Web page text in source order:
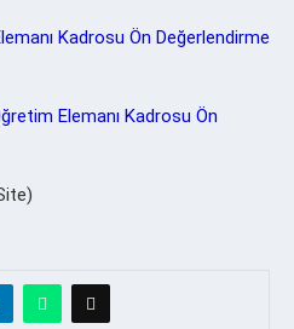
Kadrosu Ön Değerlendirme
Elemanı Kadrosu Ön